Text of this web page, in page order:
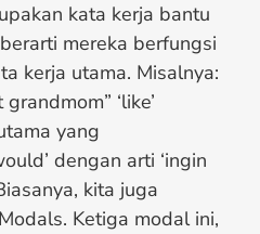
kata kerja bantu
mereka berfungsi
kerja utama. Misalnya:
‘like’
yang
dengan arti ‘ingin
kita juga
Ketiga modal ini,